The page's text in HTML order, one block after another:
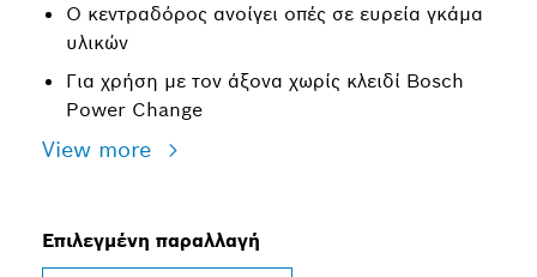
Ο κεντραδόρος ανοίγει οπές σε ευρεία γκάμα
υλικών
Για χρήση με τον άξονα χωρίς κλειδί Bosch
Power Change
View more
Επιλεγμένη παραλλαγή